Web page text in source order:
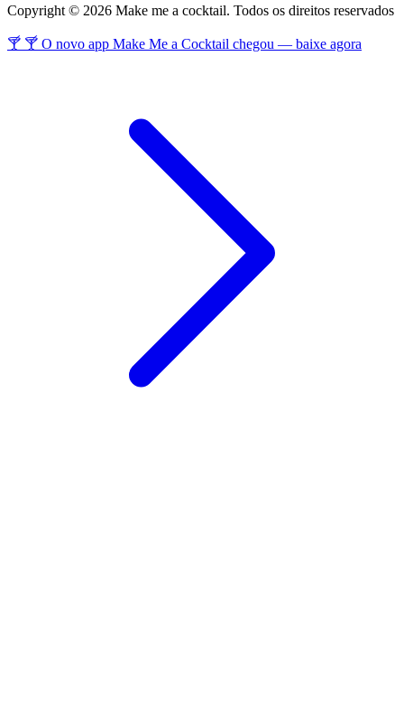
Copyright © 2026 Make me a cocktail. Todos os direitos reservados
🍸 🍸 O novo app Make Me a Cocktail chegou — baixe agora